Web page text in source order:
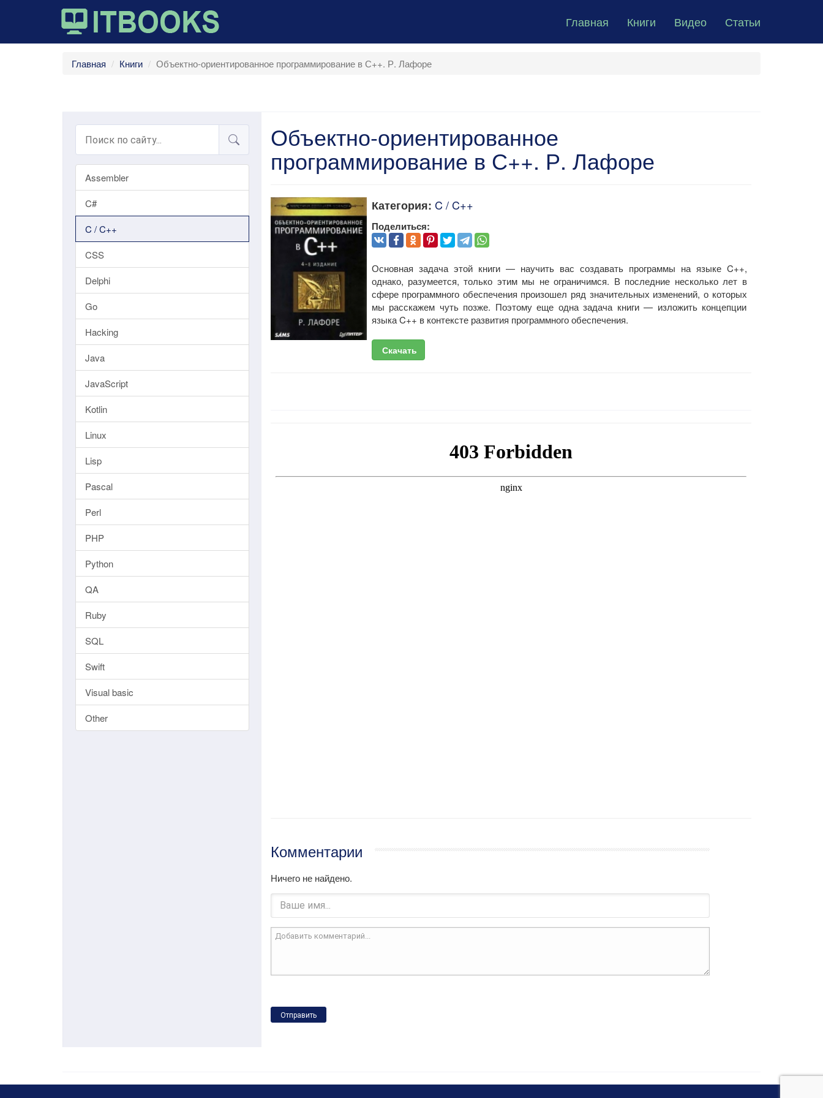
Главная Книги Видео Статьи
Главная Книги Объектно-ориентированное программирование в С++. Р. Лафоре
Assembler
C#
C / C++
CSS
Delphi
Go
Hacking
Java
JavaScript
Kotlin
Linux
Lisp
Pascal
Perl
PHP
Python
QA
Ruby
SQL
Swift
Visual basic
Other
Объектно-ориентированное
программирование в С++. Р. Лафоре
Категория: C / C++
Поделиться:
Основная задача этой книги — научить вас создавать программы на языке C++,
однако, разумеется, только этим мы не ограничимся. В последние несколько лет в
сфере программного обеспечения произошел ряд значительных изменений, о которых
мы расскажем чуть позже. Поэтому еще одна задача книги — изложить концепции
языка C++ в контексте развития программного обеспечения.
Скачать
Комментарии
Ничего не найдено.
Отправить